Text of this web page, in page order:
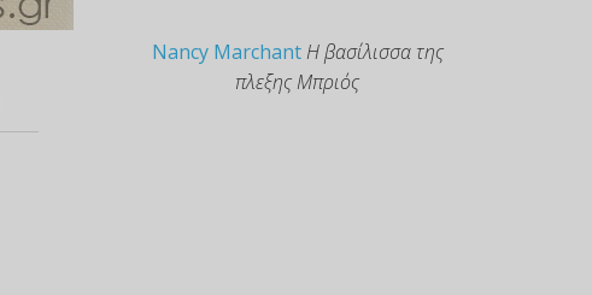
Nancy Marchant Η βασίλισσα της
πλεξης Μπριός